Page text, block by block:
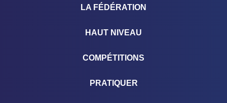
LA FÉDÉRATION
HAUT NIVEAU
COMPÉTITIONS
PRATIQUER